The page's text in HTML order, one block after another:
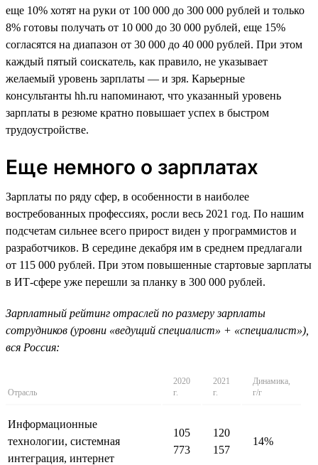
еще 10% хотят на руки от 100 000 до 300 000 рублей и только
8% готовы получать от 10 000 до 30 000 рублей, еще 15%
согласятся на диапазон от 30 000 до 40 000 рублей. При этом
каждый пятый соискатель, как правило, не указывает
желаемый уровень зарплаты — и зря. Карьерные
консультанты hh.ru напоминают, что указанный уровень
зарплаты в резюме кратно повышает успех в быстром
трудоустройстве.
Еще немного о зарплатах
Зарплаты по ряду сфер, в особенности в наиболее
востребованных профессиях, росли весь 2021 год. По нашим
подсчетам сильнее всего прирост виден у программистов и
разработчиков. В середине декабря им в среднем предлагали
от 115 000 рублей. При этом повышенные стартовые зарплаты
в ИТ-сфере уже перешли за планку в 300 000 рублей.
Зарплатный рейтинг отраслей по размеру зарплаты
сотрудников (уровни «ведущий специалист» + «специалист»),
вся Россия:
Отрасль
2020
г.
2021
г.
Динамика,
г/г
Информационные
технологии, системная
интеграция, интернет
105
773
120
157
14%